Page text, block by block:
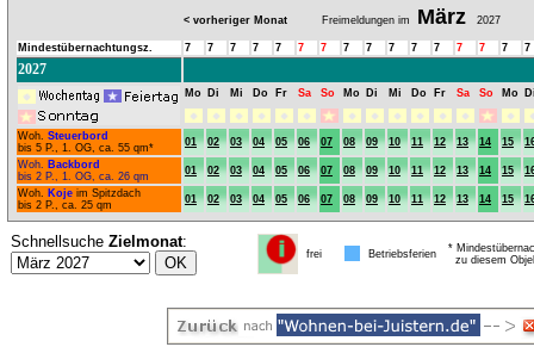
< vorheriger Monat Freimeldungen im März 2027
Mindestübernachtungsz. 7 7 7 7 7 7 7 7 7 7 7 7 7 7 7 7
2027
Mo Di Mi Do Fr Sa So Mo Di Mi Do Fr Sa So Mo
Woh. Steuerbord
bis 5 P., 1. OG, ca. 55 qm*
01 02 03 04 05 06 07 08 09 10 11 12 13 14 15
Woh. Backbord
bis 2 P., 1. OG, ca. 26 qm
01 02 03 04 05 06 07 08 09 10 11 12 13 14 15
Woh. Koje im Spitzdach
bis 2 P., ca. 25 qm
01 02 03 04 05 06 07 08 09 10 11 12 13 14 15
Schnellsuche Zielmonat:
frei Betriebsferien
*
zu diesem